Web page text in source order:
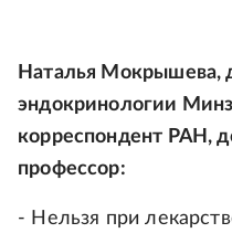
Наталья
эндокринологии
корреспондент РАН,
профессор:
- Нельзя при